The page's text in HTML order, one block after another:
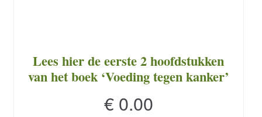
Lees hier de eerste 2 hoofdstukken
van het boek ‘Voeding tegen kanker’
€0.00